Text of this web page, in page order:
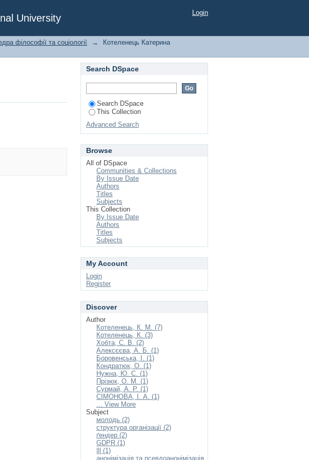
University Login
філософії та соціології →
Котеленець Катерина
Search DSpace
Search DSpace
This Collection
Advanced Search
Browse
All of DSpace
Communities & Collections
By Issue Date
Authors
Titles
Subjects
This Collection
By Issue Date
Authors
Titles
Subjects
My Account
Login
Register
Discover
Author
Котеленець, К. М. (7)
Котеленець, К. (3)
Хобта, С. В. (2)
Алексєєва, А. Б. (1)
Боровенська, І. (1)
Кондратюк, О. (1)
Нужна, Ю. С. (1)
Прізюк, О. М. (1)
Сурмай, А. Р. (1)
СІМОНОВА, І. А. (1)
... View More
Subject
молодь (2)
структура організації (2)
ґендер (2)
GDPR (1)
||| (1)
анонімізація та псевдоанонімізація